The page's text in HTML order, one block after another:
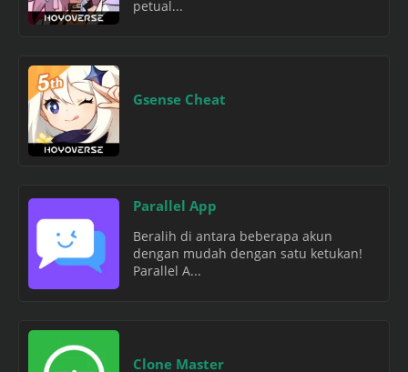
petual...
Gsense Cheat
Parallel App
Beralih di antara beberapa akun
dengan mudah dengan satu ketukan!
Parallel A...
Clone Master